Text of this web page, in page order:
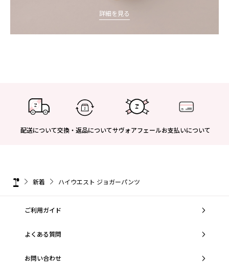
詳細を見る
配送について交換・返品についてサヴォアフェールお支払いについて
新着 ハイウエスト ジョガーパンツ
ご利用ガイド
よくある質問
お問い合わせ